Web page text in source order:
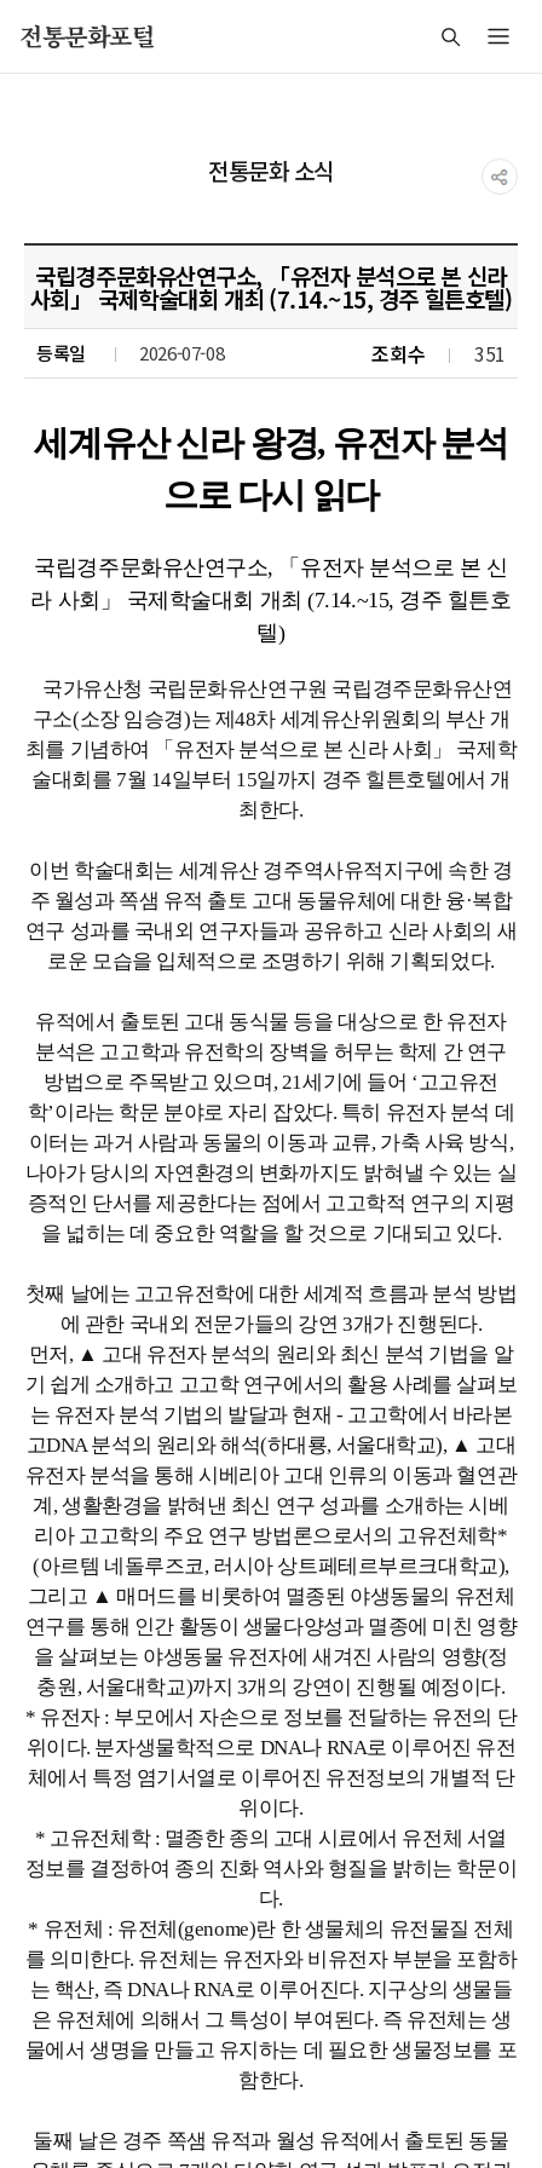
전통문화포털
전통문화 소식
국립경주문화유산연구소, 「유전자 분석으로 본 신라
사회」 국제학술대회 개최 (7.14.~15, 경주 힐튼호텔)
등록일 2026-07-08 조회수 351
세계유산 신라 왕경, 유전자 분석
으로 다시 읽다
국립경주문화유산연구소, 「유전자 분석으로 본 신
라 사회」 국제학술대회 개최 (7.14.~15, 경주 힐튼호
텔)
국가유산청 국립문화유산연구원 국립경주문화유산연
구소(소장 임승경)는 제48차 세계유산위원회의 부산 개
최를 기념하여 「유전자 분석으로 본 신라 사회」 국제학
술대회를 7월 14일부터 15일까지 경주 힐튼호텔에서 개
최한다.
이번 학술대회는 세계유산 경주역사유적지구에 속한 경
주 월성과 쪽샘 유적 출토 고대 동물유체에 대한 융·복합
연구 성과를 국내외 연구자들과 공유하고 신라 사회의 새
로운 모습을 입체적으로 조명하기 위해 기획되었다.
유적에서 출토된 고대 동식물 등을 대상으로 한 유전자
분석은 고고학과 유전학의 장벽을 허무는 학제 간 연구
방법으로 주목받고 있으며, 21세기에 들어 ‘고고유전
학’이라는 학문 분야로 자리 잡았다. 특히 유전자 분석 데
이터는 과거 사람과 동물의 이동과 교류, 가축 사육 방식,
나아가 당시의 자연환경의 변화까지도 밝혀낼 수 있는 실
증적인 단서를 제공한다는 점에서 고고학적 연구의 지평
을 넓히는 데 중요한 역할을 할 것으로 기대되고 있다.
첫째 날에는 고고유전학에 대한 세계적 흐름과 분석 방법
에 관한 국내외 전문가들의 강연 3개가 진행된다.
먼저, ▲ 고대 유전자 분석의 원리와 최신 분석 기법을 알
기 쉽게 소개하고 고고학 연구에서의 활용 사례를 살펴보
는 유전자 분석 기법의 발달과 현재 - 고고학에서 바라본
고DNA 분석의 원리와 해석(하대룡, 서울대학교), ▲ 고대
유전자 분석을 통해 시베리아 고대 인류의 이동과 혈연관
계, 생활환경을 밝혀낸 최신 연구 성과를 소개하는 시베
리아 고고학의 주요 연구 방법론으로서의 고유전체학*
(아르템 네돌루즈코, 러시아 상트페테르부르크대학교),
그리고 ▲ 매머드를 비롯하여 멸종된 야생동물의 유전체
연구를 통해 인간 활동이 생물다양성과 멸종에 미친 영향
을 살펴보는 야생동물 유전자에 새겨진 사람의 영향(정
충원, 서울대학교)까지 3개의 강연이 진행될 예정이다.
* 유전자 : 부모에서 자손으로 정보를 전달하는 유전의 단
위이다. 분자생물학적으로 DNA나 RNA로 이루어진 유전
체에서 특정 염기서열로 이루어진 유전정보의 개별적 단
위이다.
* 고유전체학 : 멸종한 종의 고대 시료에서 유전체 서열
정보를 결정하여 종의 진화 역사와 형질을 밝히는 학문이
다.
* 유전체 : 유전체(genome)란 한 생물체의 유전물질 전체
를 의미한다. 유전체는 유전자와 비유전자 부분을 포함하
는 핵산, 즉 DNA나 RNA로 이루어진다. 지구상의 생물들
은 유전체에 의해서 그 특성이 부여된다. 즉 유전체는 생
물에서 생명을 만들고 유지하는 데 필요한 생물정보를 포
함한다.
둘째 날은 경주 쪽샘 유적과 월성 유적에서 출토된 동물